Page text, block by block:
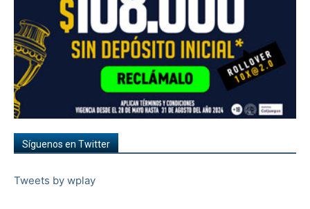
Síguenos en Twitter
Tweets by wplay